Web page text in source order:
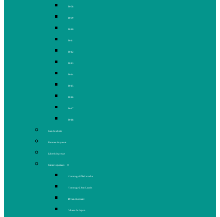
2008
2009
2010
2011
2012
2013
2014
2015
2016
2017
2018
Gaz de schiste
Femmes de parole
Liberté de presse
Cahiers spéciaux
Hommage à Élie Laroche
Hommage à Jean Laurin
10e anniversaire
Cahiers du Japon